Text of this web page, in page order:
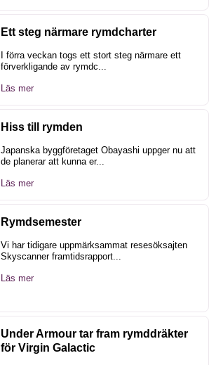
Ett steg närmare rymdcharter
I förra veckan togs ett stort steg närmare ett
förverkligande av rymdc...
Läs mer
Hiss till rymden
Japanska byggföretaget Obayashi uppger nu att
de planerar att kunna er...
Läs mer
Rymdsemester
Vi har tidigare uppmärksammat resesöksajten
Skyscanner framtidsrapport...
Läs mer
Under Armour tar fram rymddräkter
för Virgin Galactic